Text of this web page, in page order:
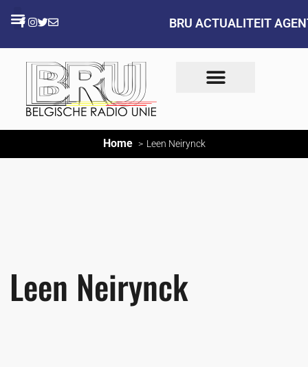
BRU ACTUALITEIT
Home Leen Neirynck
Leen Neirynck